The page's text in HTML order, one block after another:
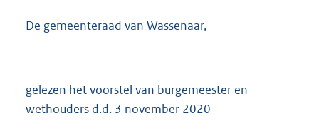
b
De gemeenteraad van Wassenaar,
gelezen het voorstel van burgemeester en
wethouders d.d. 3 november 2020